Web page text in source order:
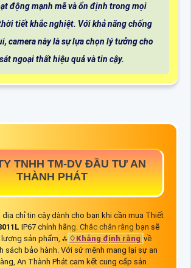
động mạnh mẽ và ổn định trong mọi
tiết khắc nghiệt. Với khả năng chống
camera này là sự lựa chọn lý tưởng cho
ngoại thất hiệu quả và tin cậy.
TNHH TM-DV ĐẦU TƯ AN
THÀNH PHÁT
địa chỉ tin cậy dành cho bạn khi cần mua Thiết
IP67 chính hãng. Chắc chắn rằng bạn sẽ
sản phẩm, ⁂ ♢ Khẳng định rằng về
sách bảo hành. Với sứ mệnh mang lại sự an
An Thành Phát cam kết cung cấp sản